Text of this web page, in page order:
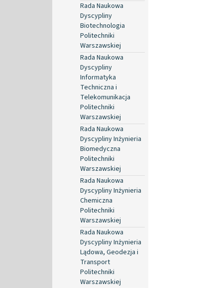
Rada Naukowa
Dyscypliny
Biotechnologia
Politechniki
Warszawskiej
Rada Naukowa
Dyscypliny
Informatyka
Techniczna i
Telekomunikacja
Politechniki
Warszawskiej
Rada Naukowa
Dyscypliny Inżynieria
Biomedyczna
Politechniki
Warszawskiej
Rada Naukowa
Dyscypliny Inżynieria
Chemiczna
Politechniki
Warszawskiej
Rada Naukowa
Dyscypliny Inżynieria
Lądowa, Geodezja i
Transport
Politechniki
Warszawskiej